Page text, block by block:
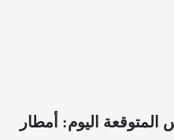
اليوم: أمطار